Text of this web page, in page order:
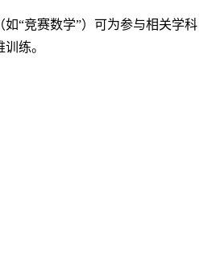
如“竞赛数学”）可为参与相关学科
练。